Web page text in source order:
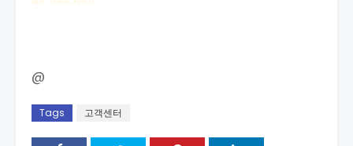
@
Tags 고객센터